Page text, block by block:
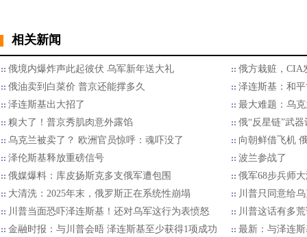
相关新闻
俄境内爆炸声此起彼伏 乌军新年送大礼
俄方栽赃，CIA
俄油卖到白菜价 普京还能撑多久
泽连斯基：和
泽连斯基出大招了
最大难题：乌
糗大了！普京秀肌肉意外露馅
俄“反星链”武
乌克兰被卖了？ 欧洲官员惊呼：魂吓没了
向朝鲜借飞机
泽伦斯基释放重磅信号
波兰参战了
俄媒爆料：库皮扬斯克多支俄军遭包围
俄军68步兵师
大清洗：2025年末，俄罗斯正在系统性崩塌
川普只同意给
川普当面恐吓泽连斯基！还对乌军这行为表愤怒
川普这话有多
金融时报：与川普会晤 泽连斯基至少获得1项成功
最新：与泽连